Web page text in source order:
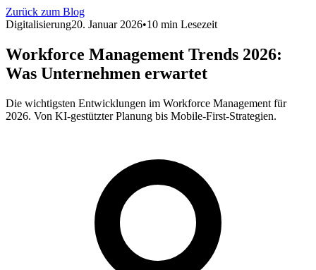
Zurück zum Blog
Digitalisierung20. Januar 2026•10 min Lesezeit
Workforce Management Trends 2026:
Was Unternehmen erwartet
Die wichtigsten Entwicklungen im Workforce Management für
2026. Von KI-gestützter Planung bis Mobile-First-Strategien.